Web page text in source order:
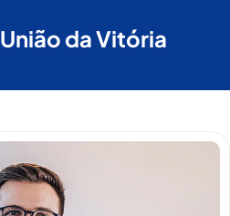
União da Vitória